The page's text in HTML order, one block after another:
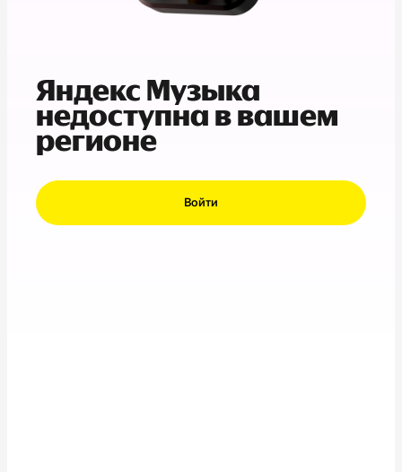
Яндекс Музыка
недоступна в вашем
регионе
Войти